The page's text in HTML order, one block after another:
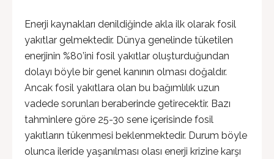
Enerji kaynakları denildiğinde akla ilk olarak fosil
yakıtlar gelmektedir. Dünya genelinde tüketilen
enerjinin %80’ini fosil yakıtlar oluşturduğundan
dolayı böyle bir genel kanının olması doğaldır.
Ancak fosil yakıtlara olan bu bağımlılık uzun
vadede sorunları beraberinde getirecektir. Bazı
tahminlere göre 25-30 sene içerisinde fosil
yakıtların tükenmesi beklenmektedir. Durum böyle
olunca ileride yaşanılması olası enerji krizine karşı